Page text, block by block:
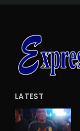
LATEST